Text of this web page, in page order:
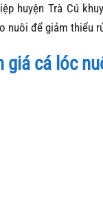
huyện Trà Cú
nuôi để giảm thiểu
giá cá lóc